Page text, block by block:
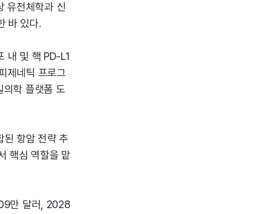
유전체학과 신
바 있다.
내 및 핵 PD-L1
제네틱 프로그
의학 플랫폼 도
된 항암 전략 추
핵심 역할을 맡
만 달러, 2028